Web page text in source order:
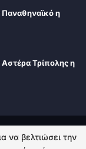
η
Τρίπολης η
να βελτιώσει την